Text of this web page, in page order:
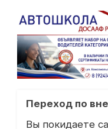
Переход по
Вы покидаете